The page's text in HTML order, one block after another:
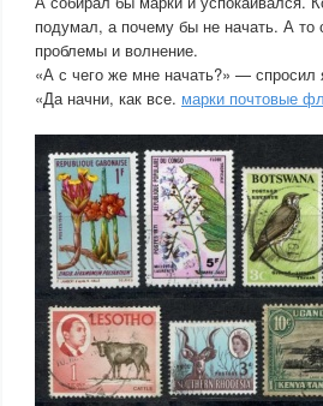
подумал, а почему бы не начать. А то
проблемы и волнение.
«А с чего же мне начать?» — спросил
«Да начни, как все. марки почтовые